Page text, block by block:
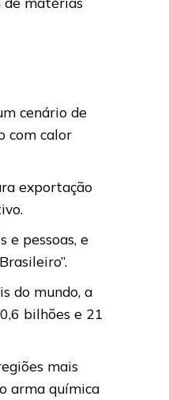
cenário de
com calor
exportação
e pessoas, e
do mundo, a
bilhões e 21
mais
arma química